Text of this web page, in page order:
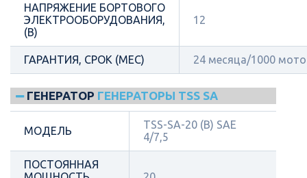
НАПРЯЖЕНИЕ БОРТОВОГО
ЭЛЕКТРООБОРУДОВАНИЯ,
(В)
12
ГАРАНТИЯ, СРОК (МЕС) 24 месяца/1000
ГЕНЕРАТОР ГЕНЕРАТОРЫ TSS SA
МОДЕЛЬ
TSS-SA-20 (B) SAE
4/7,5
ПОСТОЯННАЯ